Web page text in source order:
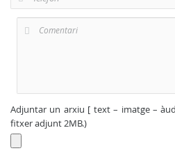
Adjuntar un arxiu [ text – imatge –
fitxer adjunt 2MB.)